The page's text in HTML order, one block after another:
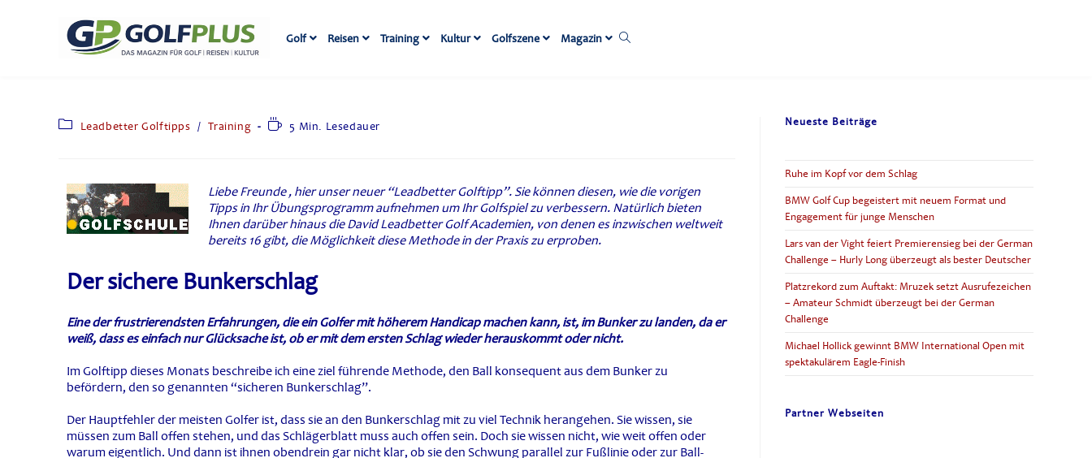
Golf Reisen Training Kultur Golfszene Magazin
Leadbetter Golftipps / Training 5 Min. Lesedauer
Liebe Freunde , hier unser neuer “Leadbetter Golftipp”. Sie können diesen, wie die vorigen
Tipps in Ihr Übungsprogramm aufnehmen um Ihr Golfspiel zu verbessern. Natürlich bieten
Ihnen darüber hinaus die David Leadbetter Golf Academien, von denen es inzwischen weltweit
bereits 16 gibt, die Möglichkeit diese Methode in der Praxis zu erproben.
Der sichere Bunkerschlag
Eine der frustrierendsten Erfahrungen, die ein Golfer mit höherem Handicap machen kann, ist, im Bunker zu landen, da er
weiß, dass es einfach nur Glücksache ist, ob er mit dem ersten Schlag wieder herauskommt oder nicht.
Im Golftipp dieses Monats beschreibe ich eine ziel führende Methode, den Ball konsequent aus dem Bunker zu
befördern, den so genannten “sicheren Bunkerschlag”.
Der Hauptfehler der meisten Golfer ist, dass sie an den Bunkerschlag mit zu viel Technik herangehen. Sie wissen, sie
müssen zum Ball offen stehen, und das Schlägerblatt muss auch offen sein. Doch sie wissen nicht, wie weit offen oder
warum eigentlich. Und dann ist ihnen obendrein gar nicht klar, ob sie den Schwung parallel zur Fußlinie oder zur Ball-
Neueste Beiträge
Ruhe im Kopf vor dem Schlag
BMW Golf Cup begeistert mit neuem Format und
Engagement für junge Menschen
Lars van der Vight feiert Premierensieg bei der German
Challenge – Hurly Long überzeugt als bester Deutscher
Platzrekord zum Auftakt: Mruzek setzt Ausrufezeichen
– Amateur Schmidt überzeugt bei der German
Challenge
Michael Hollick gewinnt BMW International Open mit
spektakulärem Eagle-Finish
Partner Webseiten